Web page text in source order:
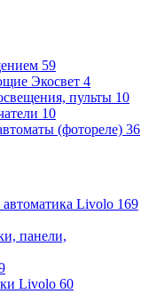
59
Экосвет 4
пульты 10
10
(фотореле) 36
Livolo 169
панели,
Livolo 60